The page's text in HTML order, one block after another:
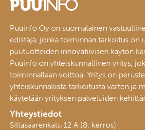
Puuinfo Oy on suomalainen
edistäjä, jonka toiminnan tarkoitus on
puutuotteiden innovatiivisen käytön
Puuinfo on yhteiskunnallinen yritys,
toiminnallaan voittoa. Yritys on
yhteiskunnallista tarkoitusta varten ja
käytetään yrityksen palveluiden
Yhteystiedot
Siltasaarenkatu 12 A (8. kerros)